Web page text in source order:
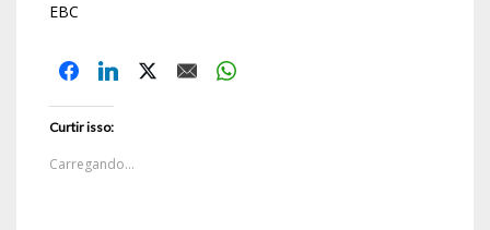
EBC
Curtir isso:
Carregando...